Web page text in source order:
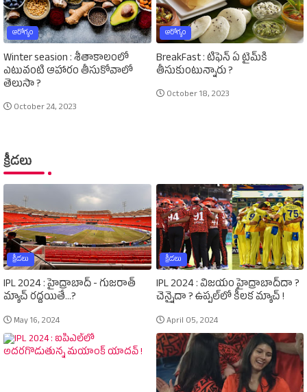
ఆరోగ్యం
Winter seasion : శీతాకాలంలో
ఎటువంటి ఆహారం తీసుకోవాలో
తెలుసా ?
October 24, 2023
ఆరోగ్యం
BreakFast : టిఫెన్‌ ఏ టైమ్‌కి
తీసుకుంటున్నారు ?
October 18, 2023
క్రీడలు
క్రీడలు
IPL 2024 : హైద్రాబాద్‌ - గుజరాత్‌
మ్యాచ్‌ రద్దయితే...?
May 16, 2024
క్రీడలు
IPL 2024 : విజయం హైద్రాబాద్‌దా ?
చెన్నైదా ? ఉప్పల్‌లో కీలక మ్యాచ్‌ !
April 05, 2024